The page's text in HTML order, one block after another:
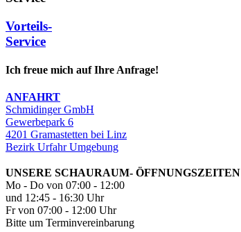
Vorteils-
Service
Ich freue mich auf Ihre Anfrage!
ANFAHRT
Schmidinger GmbH
Gewerbepark 6
4201 Gramastetten bei Linz
Bezirk Urfahr Umgebung
UNSERE SCHAURAUM- ÖFFNUNGSZEITEN
Mo - Do von 07:00 - 12:00
und 12:45 - 16:30 Uhr
Fr von 07:00 - 12:00 Uhr
Bitte um Terminvereinbarung